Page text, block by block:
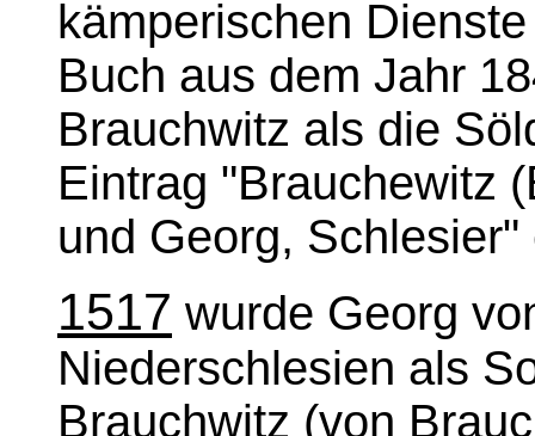
kämperischen
Buch aus dem Jahr
Brauchwitz als die
Eintrag "Brauchewitz
und Georg, Schlesier"
1517 wurde Georg
Niederschlesien als
Brauchwitz (von